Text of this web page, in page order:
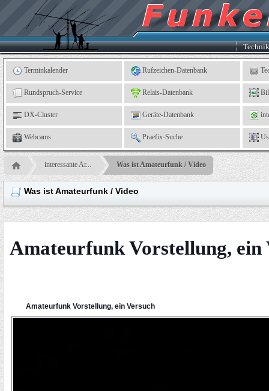
Kleingartenverein
e.
V.,
Leinefelde
Terminkalender Rufzeichen-Datenbank
Rundspruch-Service Relais-Datenbank
DX-Cluster Geräte-Datenbank
Webcams Praefix-Suche
interessante Ar... Was ist Amateurfunk / Video
Was ist Amateurfunk / Video
Amateurfunk Vorstellung, ein
Amateurfunk Vorstellung, ein Versuch